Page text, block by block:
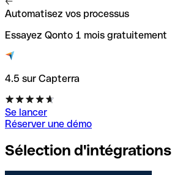
Automatisez vos processus
Essayez Qonto 1 mois gratuitement
4.5 sur Capterra
Se lancer
Réserver une démo
Sélection d'intégrations